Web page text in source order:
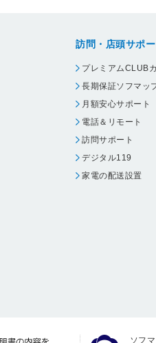
訪問・店頭サポー
プレミアムCLUB
長期保証ソフマッ
月額安心サポート
電話＆リモート
訪問サポート
デジタル119
家電の配送設置
ソフ